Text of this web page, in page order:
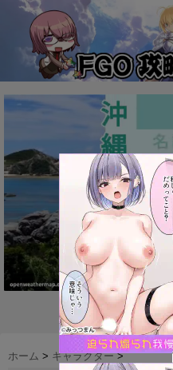
ホーム > キャラクター >